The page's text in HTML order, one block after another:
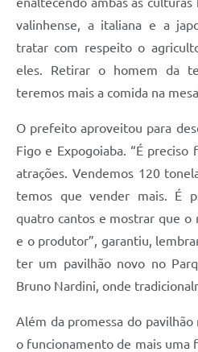
valinhense, a italiana e a
tratar com respeito o
eles. Retirar o homem da
teremos mais a comida na
O prefeito aproveitou para
Figo e Expogoiaba. “É
atrações. Vendemos 120
temos que vender mais. É
quatro cantos e mostrar que
e o produtor”, garantiu,
ter um pavilhão novo no
Bruno Nardini, onde
Além da promessa do
o funcionamento de mais uma